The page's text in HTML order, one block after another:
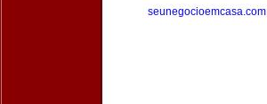
seunegocioemcasa.com